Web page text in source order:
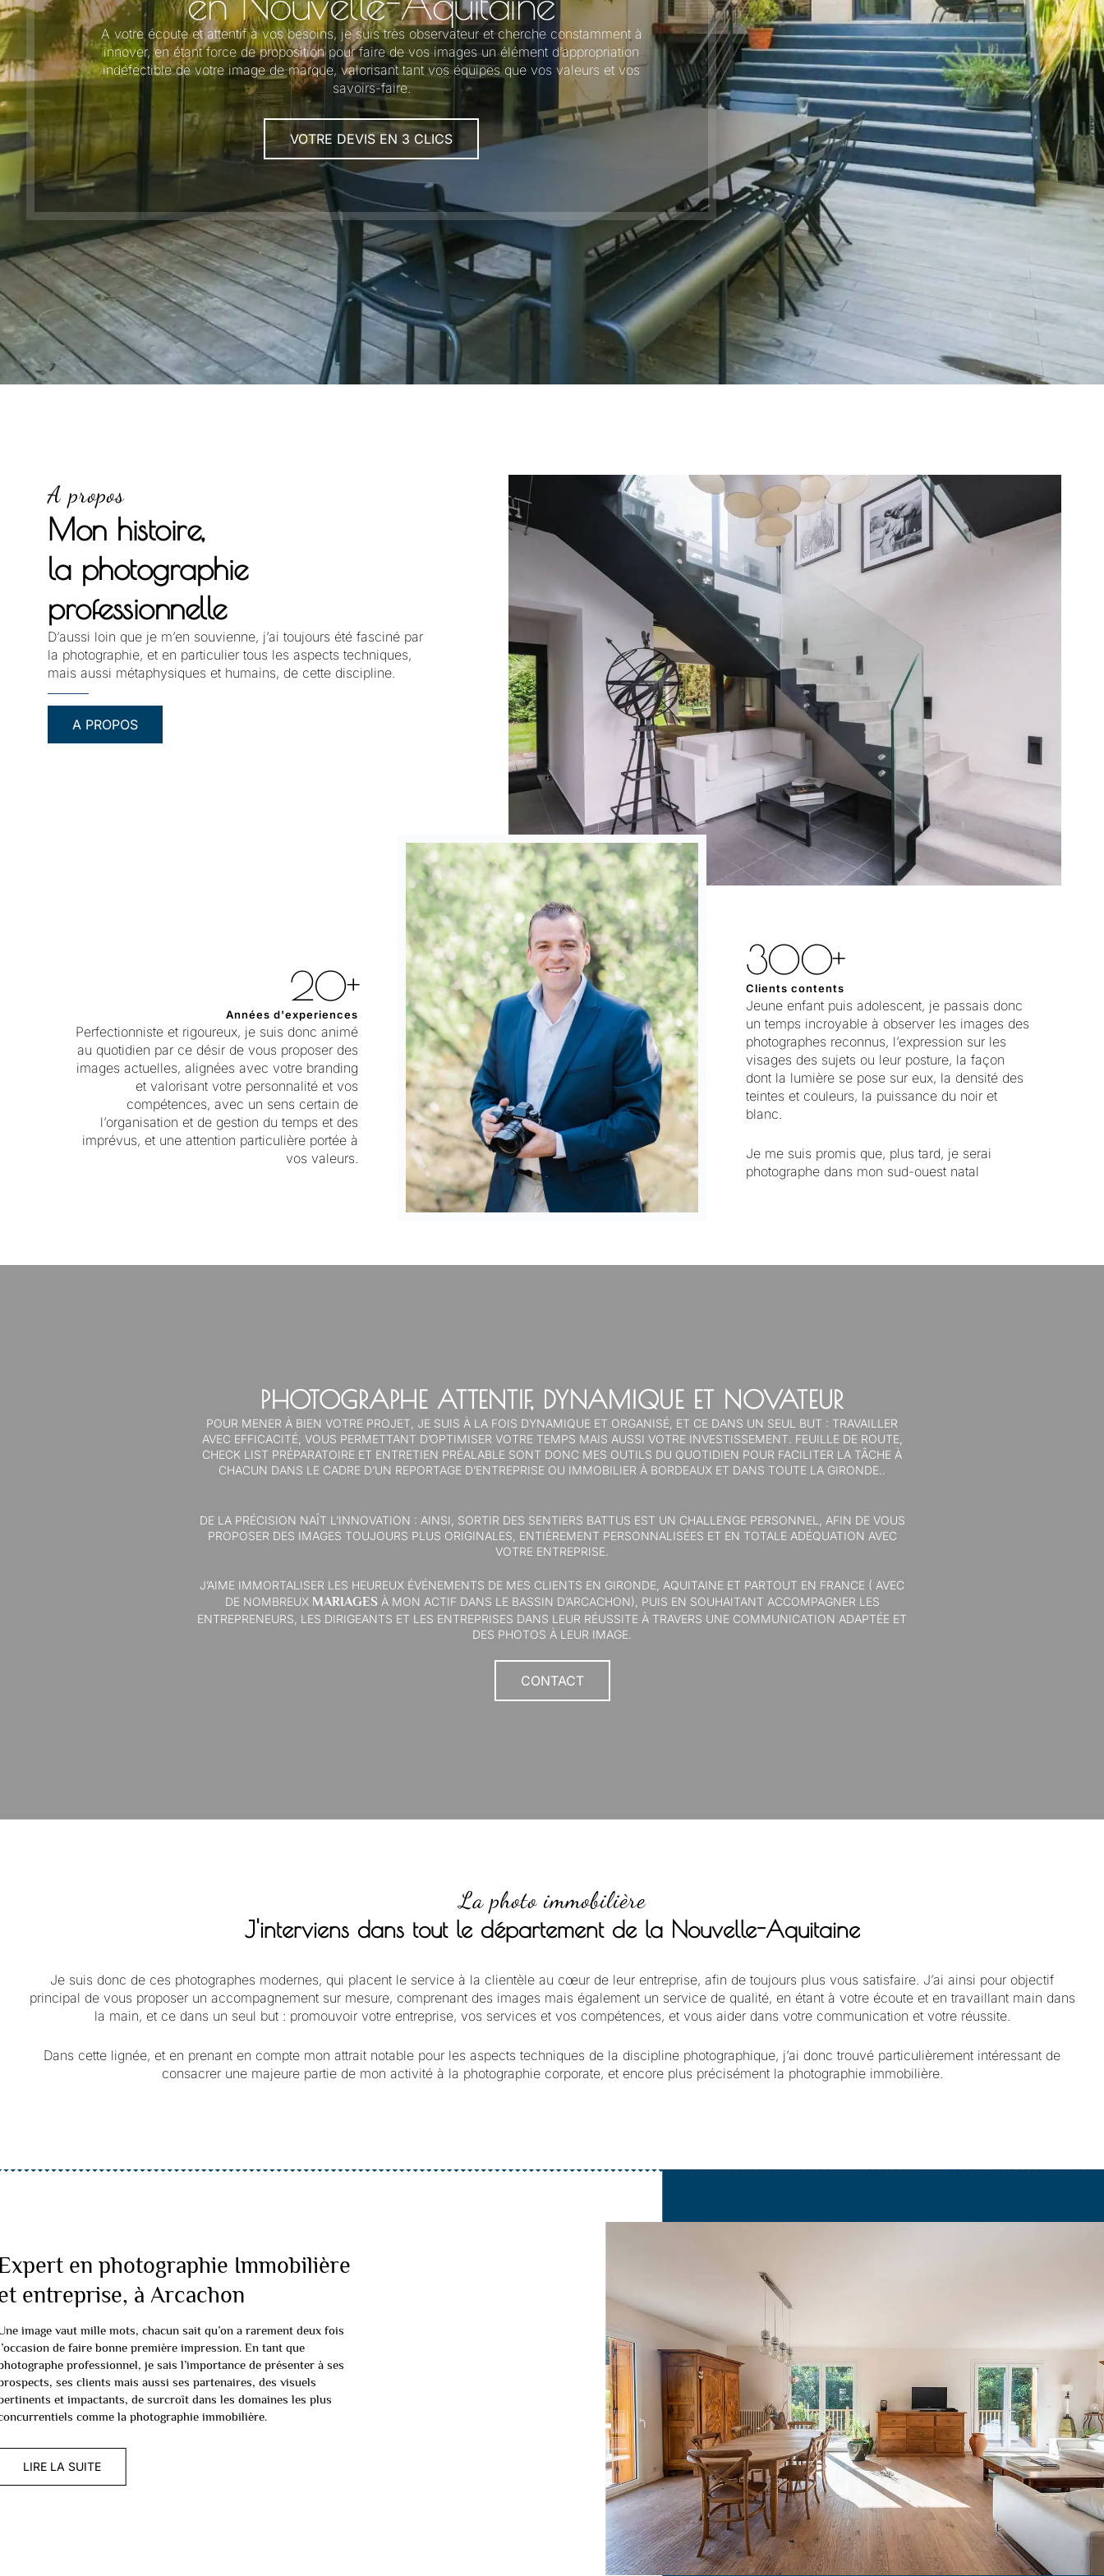
A votre écoute et attentif à vos besoins, je suis très observateur et cherche constamment à
innover, en étant force de proposition pour faire de vos images un élément d’appropriation
indéfectible de votre image de marque, valorisant tant vos équipes que vos valeurs et vos
savoirs-faire.
VOTRE DEVIS EN 3 CLICS
A propos
Mon histoire,
la photographie
professionnelle
D’aussi loin que je m’en souvienne, j’ai toujours été fasciné par
la photographie, et en particulier tous les aspects techniques,
mais aussi métaphysiques et humains, de cette discipline.
A PROPOS
20+
Années d'experiences
Perfectionniste et rigoureux, je suis donc animé
au quotidien par ce désir de vous proposer des
images actuelles, alignées avec votre branding
et valorisant votre personnalité et vos
compétences, avec un sens certain de
l’organisation et de gestion du temps et des
imprévus, et une attention particulière portée à
vos valeurs.
300+
Clients contents
Jeune enfant puis adolescent, je passais donc
un temps incroyable à observer les images des
photographes reconnus, l’expression sur les
visages des sujets ou leur posture, la façon
dont la lumière se pose sur eux, la densité des
teintes et couleurs, la puissance du noir et
blanc.
Je me suis promis que, plus tard, je serai
photographe dans mon sud-ouest natal
PHOTOGRAPHE ATTENTIF, DYNAMIQUE ET NOVATEUR
POUR MENER À BIEN VOTRE PROJET, JE SUIS À LA FOIS DYNAMIQUE ET ORGANISÉ, ET CE DANS UN SEUL BUT : TRAVAILLER
AVEC EFFICACITÉ, VOUS PERMETTANT D’OPTIMISER VOTRE TEMPS MAIS AUSSI VOTRE INVESTISSEMENT. FEUILLE DE ROUTE,
CHECK LIST PRÉPARATOIRE ET ENTRETIEN PRÉALABLE SONT DONC MES OUTILS DU QUOTIDIEN POUR FACILITER LA TÂCHE À
CHACUN DANS LE CADRE D’UN REPORTAGE D’ENTREPRISE OU IMMOBILIER À BORDEAUX ET DANS TOUTE LA GIRONDE..
DE LA PRÉCISION NAÎT L’INNOVATION : AINSI, SORTIR DES SENTIERS BATTUS EST UN CHALLENGE PERSONNEL, AFIN DE VOUS
PROPOSER DES IMAGES TOUJOURS PLUS ORIGINALES, ENTIÈREMENT PERSONNALISÉES ET EN TOTALE ADÉQUATION AVEC
VOTRE ENTREPRISE.
J’AIME IMMORTALISER LES HEUREUX ÉVÉNEMENTS DE MES CLIENTS EN GIRONDE, AQUITAINE ET PARTOUT EN FRANCE ( AVEC
DE NOMBREUX MARIAGESÀ MON ACTIF DANS LE BASSIN D’ARCACHON), PUIS EN SOUHAITANT ACCOMPAGNER LES
ENTREPRENEURS, LES DIRIGEANTS ET LES ENTREPRISES DANS LEUR RÉUSSITE À TRAVERS UNE COMMUNICATION ADAPTÉE ET
DES PHOTOS À LEUR IMAGE.
CONTACT
La photo immobilière
J'interviens dans tout le département de la Nouvelle-Aquitaine
Je suis donc de ces photographes modernes, qui placent le service à la clientèle au cœur de leur entreprise, afin de toujours plus vous satisfaire. J’ai ainsi pour objectif
principal de vous proposer un accompagnement sur mesure, comprenant des images mais également un service de qualité, en étant à votre écoute et en travaillant main dans
la main, et ce dans un seul but : promouvoir votre entreprise, vos services et vos compétences, et vous aider dans votre communication et votre réussite.
Dans cette lignée, et en prenant en compte mon attrait notable pour les aspects techniques de la discipline photographique, j’ai donc trouvé particulièrement intéressant de
consacrer une majeure partie de mon activité à la photographie corporate, et encore plus précisément la photographie immobilière.
en photographie Immobilière
entreprise, à Arcachon
image vaut mille mots, chacun sait qu’on a rarement deux fois
de faire bonne première impression. En tant que
professionnel, je sais l’importance de présenter à ses
ses clients mais aussi ses partenaires, des visuels
et impactants, de surcroît dans les domaines les plus
comme la photographie immobilière.
LIRE LA SUITE